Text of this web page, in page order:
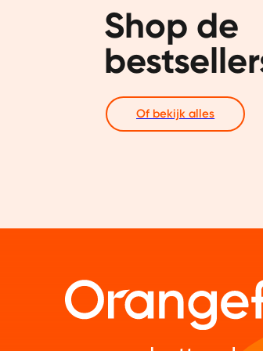
Shop de
Of bekijk alles